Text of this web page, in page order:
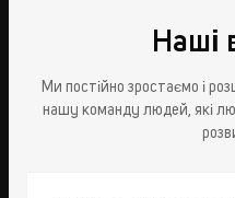
Наші
Ми постійно зростаємо і
нашу команду людей, які